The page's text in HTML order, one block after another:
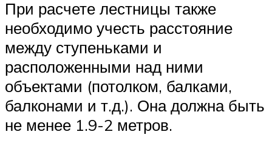
При расчете лестницы также
необходимо учесть расстояние
между ступеньками и
расположенными над ними
объектами (потолком, балками,
балконами и т.д.). Она должна быть
не менее 1.9-2 метров.